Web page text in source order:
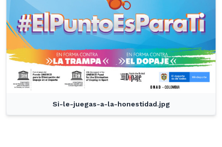
Si-le-juegas-a-la-honestidad.jpg